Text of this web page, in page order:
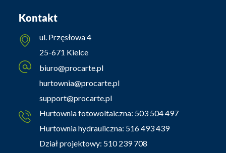
Kontakt
ul. Przęsłowa 4
25-671 Kielce
biuro@procarte.pl
hurtownia@procarte.pl
support@procarte.pl
Hurtownia fotowoltaiczna: 503 504 497
Hurtownia hydrauliczna: 516 493 439
Dział projektowy: 510 239 708